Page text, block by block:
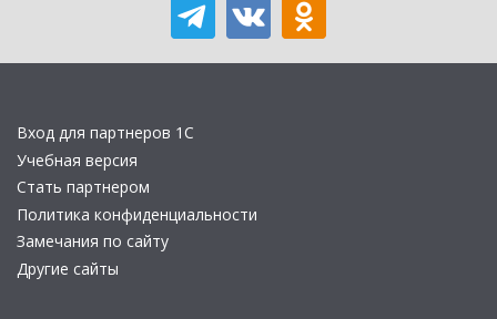
Вход для партнеров 1С
Учебная версия
Стать партнером
Политика конфиденциальности
Замечания по сайту
Другие сайты